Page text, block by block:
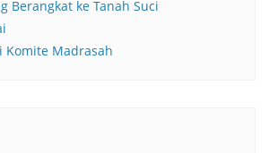
Berangkat ke Tanah Suci
Komite Madrasah